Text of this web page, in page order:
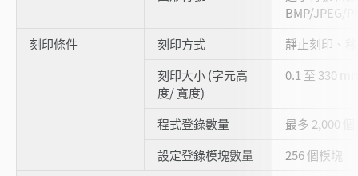
BMP/JPEG/
刻印條件
刻印方式
靜止刻印、
刻印大小 (字元高
度/ 寬度)
0.1 至 330
程式登錄數量
最多 2,000
設定登錄模塊數量
256 個模塊